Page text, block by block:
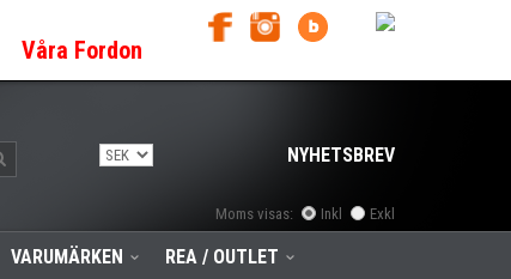
Våra Fordon
NYHETSBREV
Moms visas: Inkl Exkl
VARUMÄRKEN REA / OUTLET